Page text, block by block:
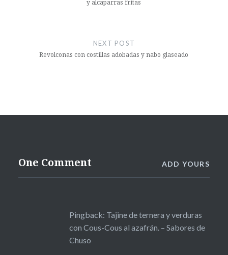
y alcaparras fritas
NEXT POST
Revolconas con costillas adobadas y nabo glaseado
One Comment ADD YOURS
Pingback: Tajine de ternera y verduras
con Cous-Cous al azafrán. – Sabores de
Chuso